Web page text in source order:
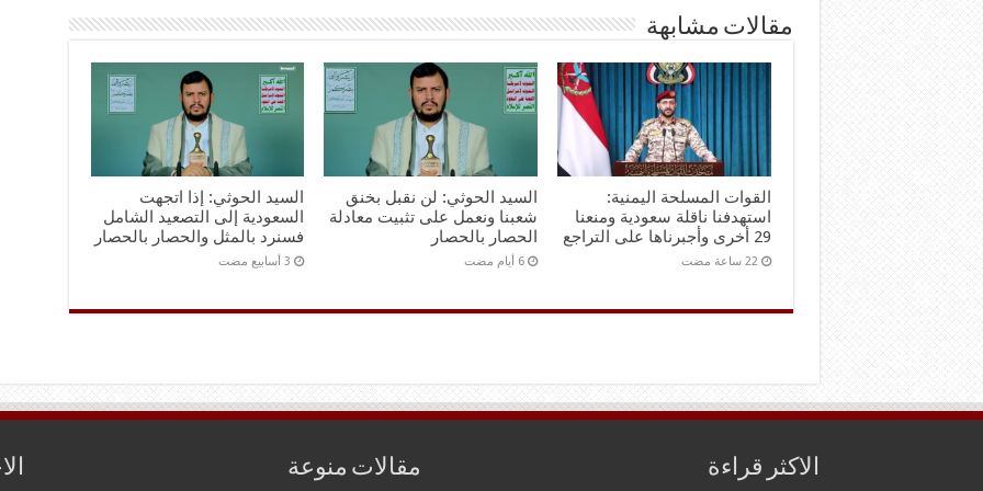
مقالات مشابهة
القوات المسلحة اليمنية:
استهدفنا ناقلة سعودية ومنعنا
29 أخرى وأجبرناها على التراجع
السيد الحوثي: لن نقبل بخنق
شعبنا ونعمل على تثبيت معادلة
الحصار بالحصار
‏6 أيام مضت
السيد الحوثي: إذا اتجهت
السعودية إلى التصعيد الشامل
فسنرد بالمثل والحصار بالحصار
الاكثر قراءة مقالات منوعة